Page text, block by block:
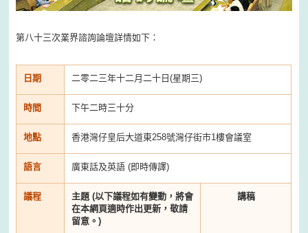
第八十三次業界諮詢論壇詳情如下：
日期 二零二三年十二月二十日(星期三)
時間 下午二時三十分
地點 香港灣仔皇后大道東258號灣仔街市1樓會議室
語言 廣東話及英語 (即時傳譯)
議程
主題 (以下議程如有變動，將會
在本網頁適時作出更新，敬請
留意。)
講稿